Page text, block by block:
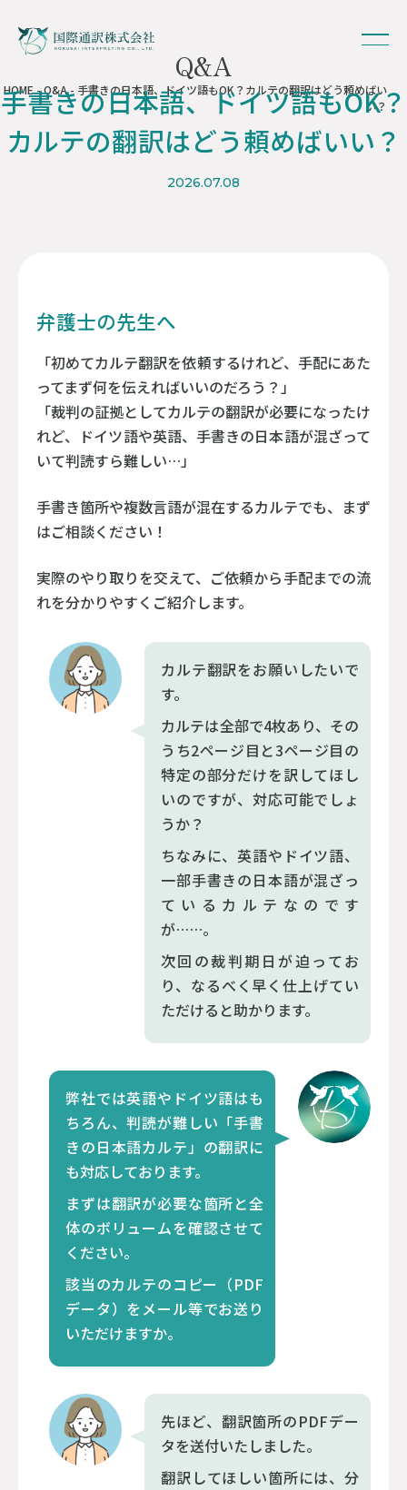
Q&A
HOME-Q&A- 手書きの日本語、ドイツ語もOK？カルテの翻訳はどう頼めばい
い？
手書きの日本語、ドイツ語もOK？
カルテの翻訳はどう頼めばいい？
2026.07.08
弁護士の先生へ
「初めてカルテ翻訳を依頼するけれど、手配にあた
ってまず何を伝えればいいのだろう？」
「裁判の証拠としてカルテの翻訳が必要になったけ
れど、ドイツ語や英語、手書きの日本語が混ざって
いて判読すら難しい…」
手書き箇所や複数言語が混在するカルテでも、まず
はご相談ください！
実際のやり取りを交えて、ご依頼から手配までの流
れを分かりやすくご紹介します。
カルテ翻訳をお願いしたいで
す。
カルテは全部で4枚あり、その
うち2ページ目と3ページ目の
特定の部分だけを訳してほし
いのですが、対応可能でしょ
うか？
ちなみに、英語やドイツ語、
一部手書きの日本語が混ざっ
ているカルテなのです
が……。
次回の裁判期日が迫ってお
り、なるべく早く仕上げてい
ただけると助かります。
弊社では英語やドイツ語はも
ちろん、判読が難しい「手書
きの日本語カルテ」の翻訳に
も対応しております。
まずは翻訳が必要な箇所と全
体のボリュームを確認させて
ください。
該当のカルテのコピー（PDF
データ）をメール等でお送り
いただけますか。
先ほど、翻訳箇所のPDFデー
タを送付いたしました。
翻訳してほしい箇所には、分